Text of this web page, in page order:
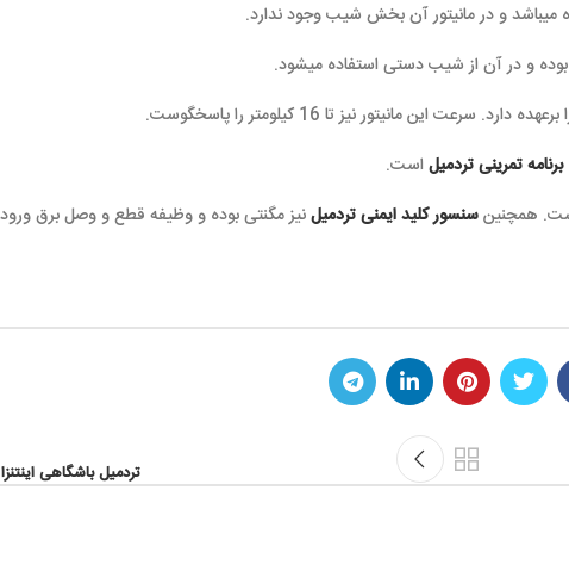
آن بخش شیب وجود ندارد.
دستی استفاده میشود.
کیلومتر را پاسخگوست.
است.
کلید ایمنی تردمیلنیز مگنتی بوده و وظیفه قطع و وصل برق ورودی به مانیتور را بر
تردمیل باشگاهی اینتنزا و برنامه های تمرینی